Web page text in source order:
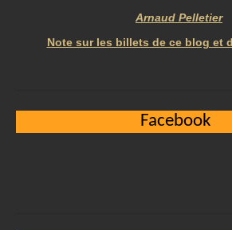
Arnaud Pelletier
Note sur les billets de ce blog et
Facebook